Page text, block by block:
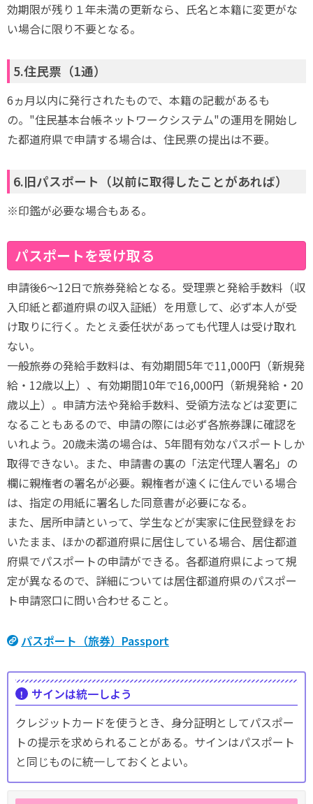
効期限が残り１年未満の更新なら、氏名と本籍に変更がな
い場合に限り不要となる。
5.住民票（1通）
6ヵ月以内に発行されたもので、本籍の記載があるも
の。"住民基本台帳ネットワークシステム"の運用を開始し
た都道府県で申請する場合は、住民票の提出は不要。
6.旧パスポート（以前に取得したことがあれば）
※印鑑が必要な場合もある。
パスポートを受け取る
申請後6～12日で旅券発給となる。受理票と発給手数料（収
入印紙と都道府県の収入証紙）を用意して、必ず本人が受
け取りに行く。たとえ委任状があっても代理人は受け取れ
ない。
一般旅券の発給手数料は、有効期間5年で11,000円（新規発
給・12歳以上）、有効期間10年で16,000円（新規発給・20
歳以上）。申請方法や発給手数料、受領方法などは変更に
なることもあるので、申請の際には必ず各旅券課に確認を
いれよう。20歳未満の場合は、5年間有効なパスポートしか
取得できない。また、申請書の裏の「法定代理人署名」の
欄に親権者の署名が必要。親権者が遠くに住んでいる場合
は、指定の用紙に署名した同意書が必要になる。
また、居所申請といって、学生などが実家に住民登録をお
いたまま、ほかの都道府県に居住している場合、居住都道
府県でパスポートの申請ができる。各都道府県によって規
定が異なるので、詳細については居住都道府県のパスポー
ト申請窓口に問い合わせること。
パスポート（旅券）Passport
サインは統一しよう
クレジットカードを使うとき、身分証明としてパスポー
トの提示を求められることがある。サインはパスポート
と同じものに統一しておくとよい。